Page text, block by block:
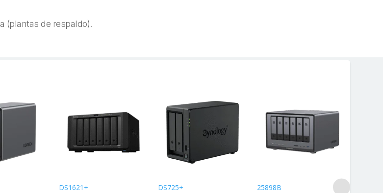
(plantas de respaldo).
DS1621+
DS725+
25898B